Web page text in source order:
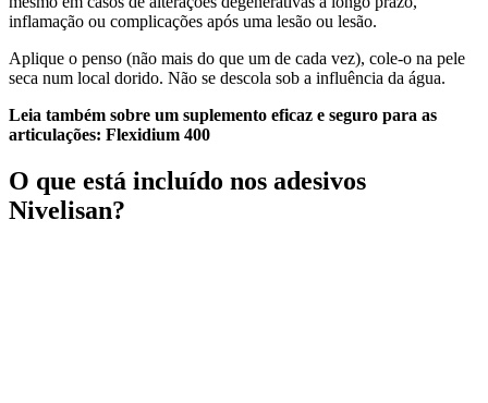
inflamação ou complicações após uma lesão ou lesão.
Aplique o penso (não mais do que um de cada vez), cole-o na pele
seca num local dorido. Não se descola sob a influência da água.
Leia também sobre um suplemento eficaz e seguro para as
articulações: Flexidium 400
O que está incluído nos adesivos
Nivelisan?